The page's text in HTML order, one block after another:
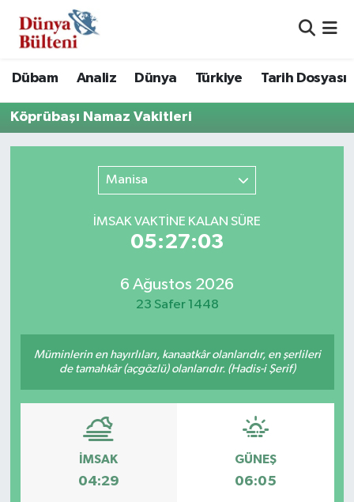
Dübam Analiz Dünya Türkiye Tarih Dosyası
Köprübaşı Namaz Vakitleri
Manisa
İMSAK VAKTİNE KALAN SÜRE
05:27:03
6 Ağustos 2026
23 Safer 1448
Müminlerin en hayırlıları, kanaatkâr olanlarıdır, en şerlileri
de tamahkâr (açgözlü) olanlarıdır. (Hadis-i Şerif)
İMSAK
04:29
GÜNEŞ
06:05
Hava Durumu
Trafik Durumu
Süper Lig Puan Durumu ve Fikstür
Son Dakika Haberleri